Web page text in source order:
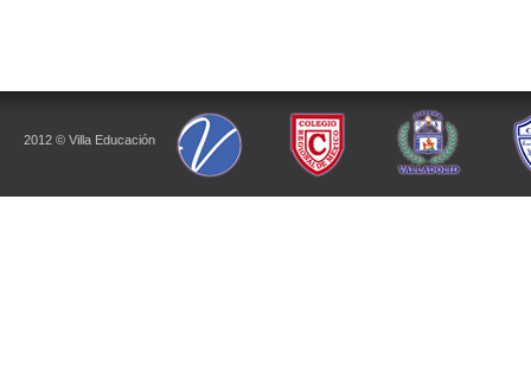
2012 © Villa Educación